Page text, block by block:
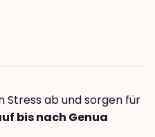
Stress ab und sorgen für
bis nach Genua